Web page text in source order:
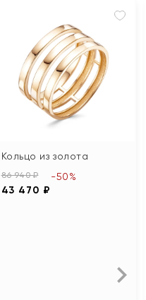
Кольцо из золота
86 940 ₽
43 470 ₽
-50%